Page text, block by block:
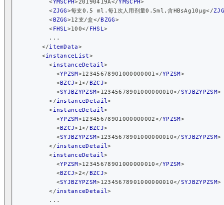
<YMSCPH>20190419A</ YMSCPH>
<ZJGG>每支0.5 ml.每1次人用剂量0.5ml,含HBsAg10μg</
<BZGG>12支/盒</BZGG>
<FHSL>100</ FHSL>
          ...
</itemData>
<instanceList>
<instanceDetail>
<YPZSM>12345678901000000001</YPZSM>
<BZCJ>1</BZCJ>
<SYJBZYPZSM>12345678901000000010</SYJBZYPZSM>
</instanceDetail>
<instanceDetail>
<YPZSM>12345678901000000002</YPZSM>
<BZCJ>1</BZCJ>
<SYJBZYPZSM>12345678901000000010</SYJBZYPZSM>
</instanceDetail>
<instanceDetail>
<YPZSM>12345678901000000010</YPZSM>
<BZCJ>2</BZCJ>
<SYJBZYPZSM>12345678901000000010</SYJBZYPZSM>
</instanceDetail>
          ...